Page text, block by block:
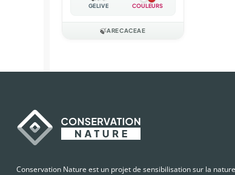
GÉLIVE COULEURS
🍃ARECACEAE
Conservation Nature est un projet de sensibilisation sur la